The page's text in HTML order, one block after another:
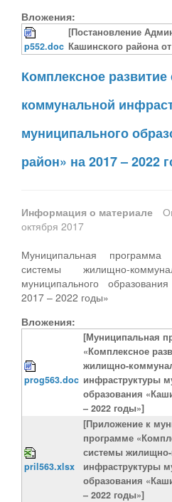
Вложения:
p552.doc
[Постановление
Кашинского района
Комплексное
коммунальной
муниципального
район» на 2017 – 2022
Информация о материале
октября 2017
Муниципальная программа
системы жилищно-
муниципального
2017 – 2022 годы»
Вложения:
prog563.doc
[Муниципальная
«Комплексное
жилищно-
инфраструктуры
образования
– 2022 годы»]
pril563.xlsx
[Приложение к
программе
системы
инфраструктуры
образования
– 2022 годы»]